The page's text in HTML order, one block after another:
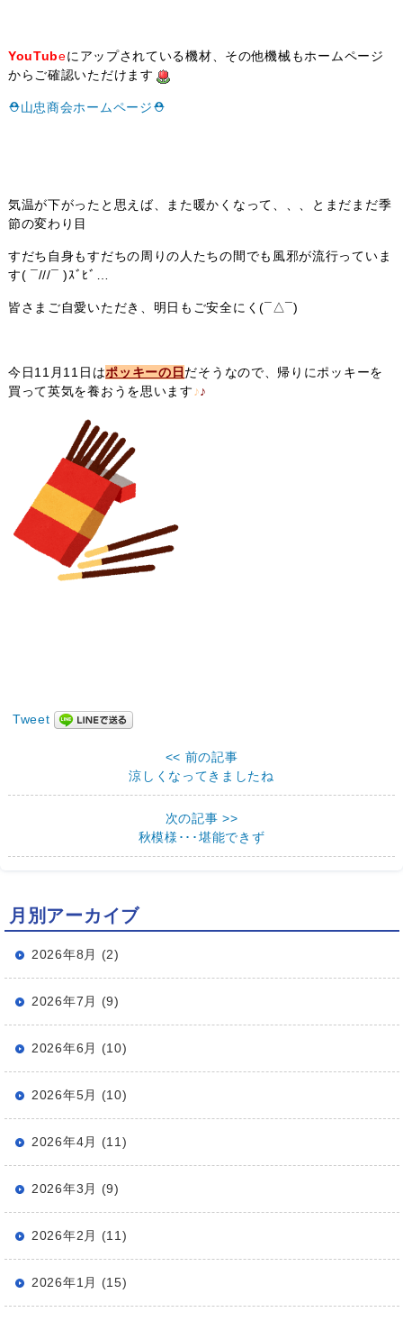
YouTubeにアップされている機材、その他機械もホームページ
からご確認いただけます
⛑️山忠商会ホームページ⛑️
気温が下がったと思えば、また暖かくなって、、、とまだまだ季
節の変わり目
すだち自身もすだちの周りの人たちの間でも風邪が流行っていま
す( ¯///¯ )ｽﾞﾋﾞ…
皆さまご自愛いただき、明日もご安全にく(¯△¯)
今日11月11日はポッキーの日 だそうなので、帰りにポッキーを
買って英気を養おうを思います♪♪
Tweet
<< 前の記事
涼しくなってきましたね
次の記事 >>
秋模様･･･堪能できず
月別アーカイブ
2026年8月 (2)
2026年7月 (9)
2026年6月 (10)
2026年5月 (10)
2026年4月 (11)
2026年3月 (9)
2026年2月 (11)
2026年1月 (15)